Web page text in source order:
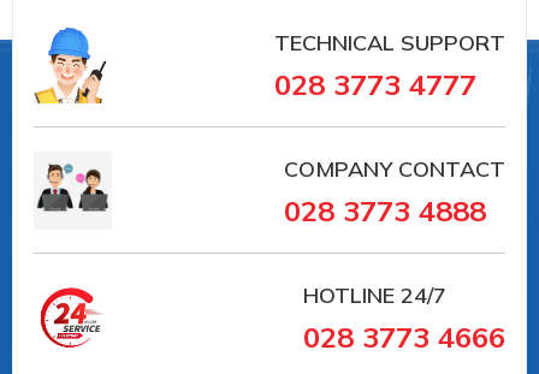
TECHNICAL SUPPORT
028 3773 4777
COMPANY CONTACT
028 3773 4888
HOTLINE 24/7
028 3773 4666